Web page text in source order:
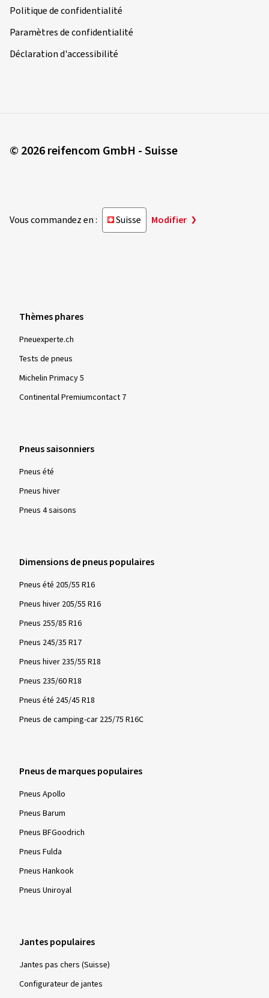
Politique de confidentialité
Paramètres de confidentialité
Déclaration d'accessibilité
© 2026 reifencom GmbH - Suisse
Vous commandez en : Suisse Modifier
Thèmes phares
Pneuexperte.ch
Tests de pneus
Michelin Primacy 5
Continental Premiumcontact 7
Pneus saisonniers
Pneus été
Pneus hiver
Pneus 4 saisons
Dimensions de pneus populaires
Pneus été 205/55 R16
Pneus hiver 205/55 R16
Pneus 255/85 R16
Pneus 245/35 R17
Pneus hiver 235/55 R18
Pneus 235/60 R18
Pneus été 245/45 R18
Pneus de camping-car 225/75 R16C
Pneus de marques populaires
Pneus Apollo
Pneus Barum
Pneus BFGoodrich
Pneus Fulda
Pneus Hankook
Pneus Uniroyal
Jantes populaires
Jantes pas chers (Suisse)
Configurateur de jantes